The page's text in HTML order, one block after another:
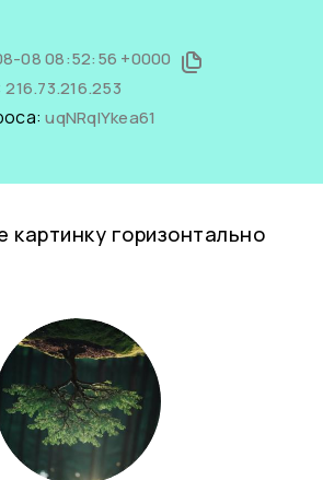
08 08:52:56 +0000
216.73.216.253
uqNRqlYkea61
картинку горизонтально